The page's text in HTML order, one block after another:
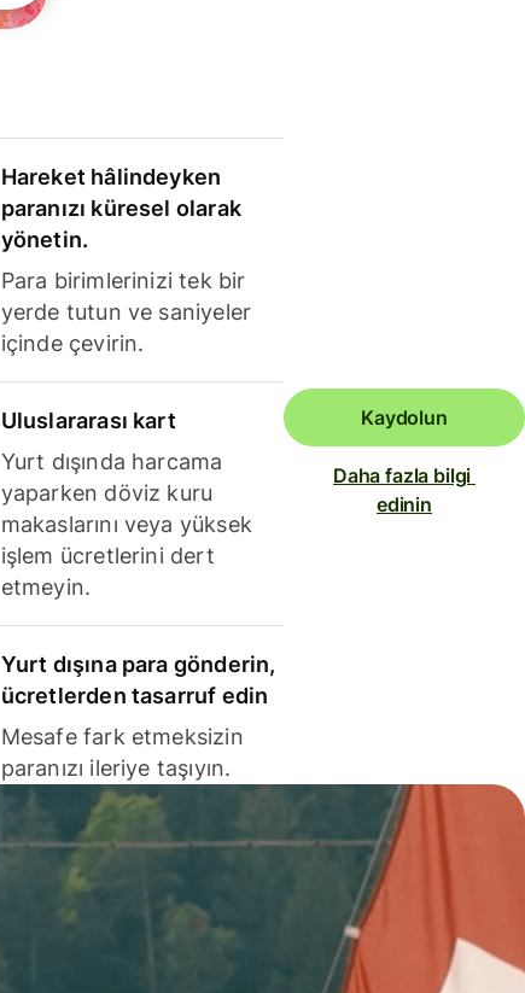
Hareket hâlindeyken
paranızı küresel olarak
yönetin.
Para birimlerinizi tek bir
yerde tutun ve saniyeler
içinde çevirin.
Uluslararası kart
Yurt dışında harcama
yaparken döviz kuru
makaslarını veya yüksek
işlem ücretlerini dert
etmeyin.
Yurt dışına para gönderin,
ücretlerden tasarruf edin
Mesafe fark etmeksizin
paranızı ileriye taşıyın.
Kaydolun
Daha fazla bilgi
edinin